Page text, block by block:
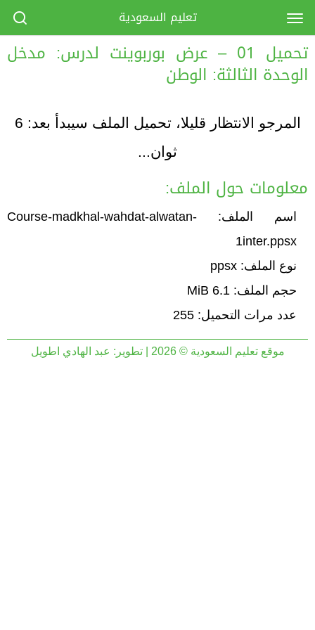
تحميل 01 – عرض بوربوينت لدرس: مدخل
الوحدة الثالثة: الوطن
المرجو الانتظار قليلا، تحميل الملف سيبدأ بعد: 6
ثوان...
معلومات حول الملف:
اسم الملف: Course-madkhal-wahdat-alwatan-
1inter.ppsx
نوع الملف: ppsx
حجم الملف: 6.1 MiB
عدد مرات التحميل: 255
موقع تعليم السعودية © 2026 | تطوير: عبد الهادي اطويل
تعليم السعودية